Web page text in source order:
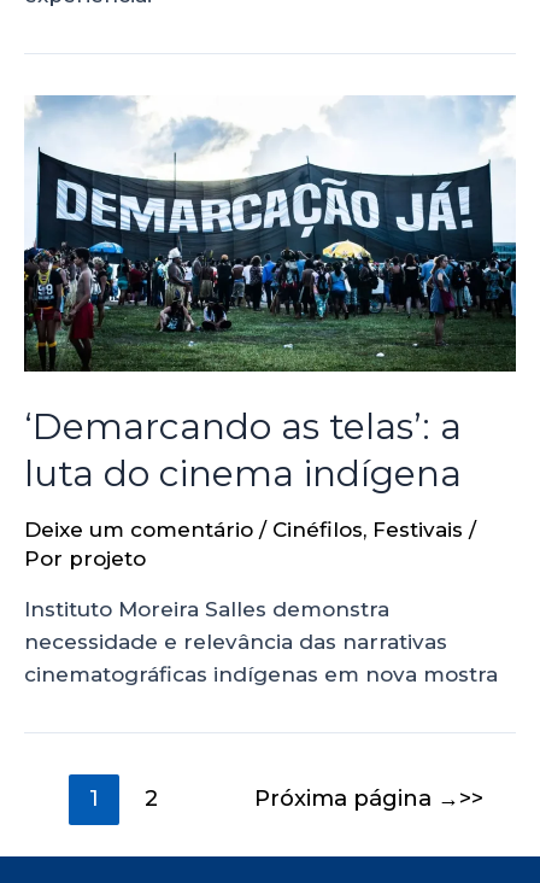
‘Demarcando as telas’: a
luta do cinema indígena
Deixe um comentário / Cinéfilos, Festivais /
Por projeto
Instituto Moreira Salles demonstra
necessidade e relevância das narrativas
cinematográficas indígenas em nova mostra
1 2 Próxima página →